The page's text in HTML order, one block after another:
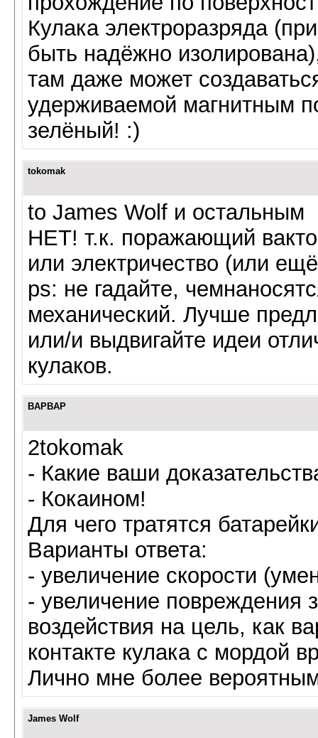
Кулака электроразряда
быть надёжно
там даже может
удерживаемой магнитным
зелёный! :)
tokomak
to James Wolf и остальным
НЕТ! т.к. поражающий
или электричество (или
ps: не гадайте,
механический. Лучше
или/и выдвигайте идеи
кулаков.
BAPBAP
2tokomak
- Какие ваши
- Кокаином!
Для чего тратятся
Варианты ответа:
- увеличение скорости
- увеличение повреждения
воздействия на цель, как
контакте кулака с мордой
Лично мне более
James Wolf